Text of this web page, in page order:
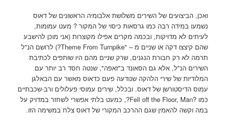
ואכן, הביצועים של השירים משלושת אלבומיה הראשונים של דאוס
נשמעו במידה רבה כמו גרסאות כיסוי של המקור ? מעט עמומות,
לעיתים לא מדויקות, ובכמה מקרים אפילו מקוצרות (אני מוכן להישבע
שהם קיצצו דקה או שניים מ – "Theme From Turnpike?) לרושם הנ"ל
תרמה לא רק חבורת הנגנים, שרק שניים מהם היו שותפים לכתיבת
השירים הנ"ל, אלא גם הסאונד ב"זאפה", שנטה חסד רב יותר עם
המלודיות של שירי הלהקה שנודעה פעם כדאוס מאשר עם הבאלגן
עמוס הדיסטורשן של דאוס. ובכלל, שירים עמוסי פעלולים ורב-שכבתיים
כמו ?Fell off the Floor, Man?, כמעט בלתי אפשרי לשחזר במדויק על
במה וקשה להאמין שגם ההרכב המקורי של דאוס צלח במשימה הזו.